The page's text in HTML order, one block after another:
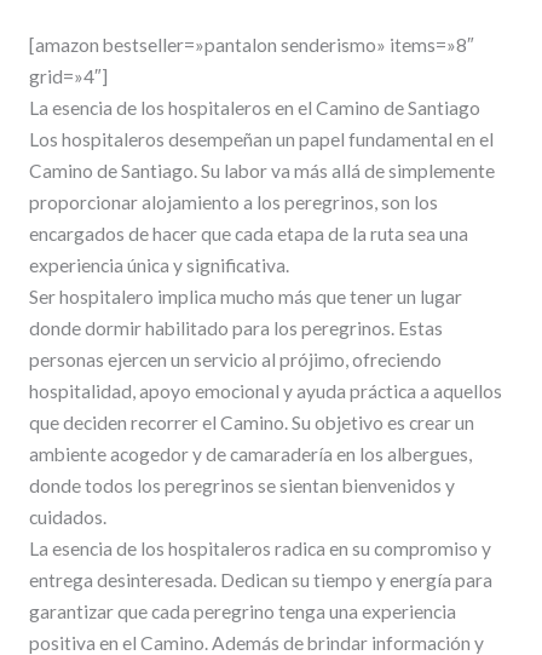
[amazon bestseller=»pantalon senderismo» items=»8″
grid=»4″]
La esencia de los hospitaleros en el Camino de Santiago
Los hospitaleros desempeñan un papel fundamental en el
Camino de Santiago. Su labor va más allá de simplemente
proporcionar alojamiento a los peregrinos, son los
encargados de hacer que cada etapa de la ruta sea una
experiencia única y significativa.
Ser hospitalero implica mucho más que tener un lugar
donde dormir habilitado para los peregrinos. Estas
personas ejercen un servicio al prójimo, ofreciendo
hospitalidad, apoyo emocional y ayuda práctica a aquellos
que deciden recorrer el Camino. Su objetivo es crear un
ambiente acogedor y de camaradería en los albergues,
donde todos los peregrinos se sientan bienvenidos y
cuidados.
La esencia de los hospitaleros radica en su compromiso y
entrega desinteresada. Dedican su tiempo y energía para
garantizar que cada peregrino tenga una experiencia
positiva en el Camino. Además de brindar información y